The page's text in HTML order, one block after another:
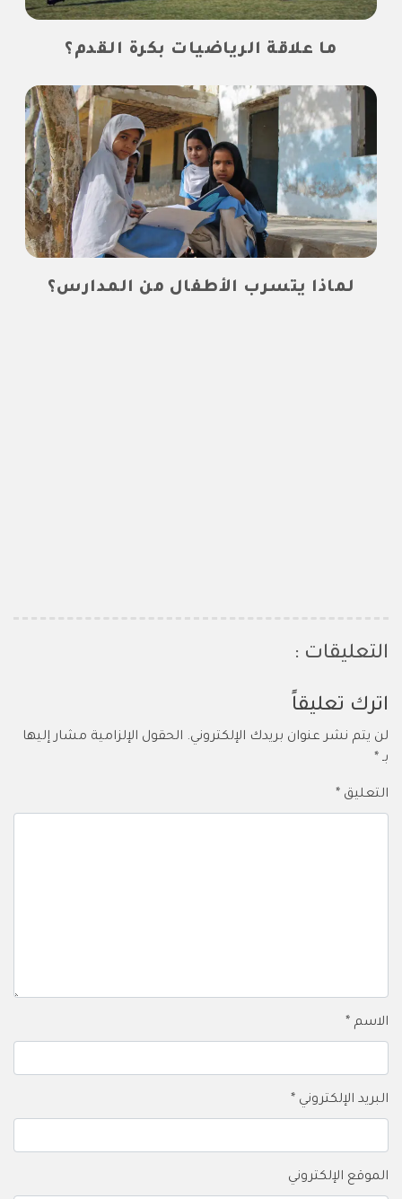
ما علاقة الرياضيات بكرة القدم؟
لماذا يتسرب الأطفال من المدارس؟
التعليقات :
اترك تعليقاً
لن يتم نشر عنوان بريدك الإلكتروني. الحقول الإلزامية مشار إليها
بـ *
التعليق *
الاسم *
البريد الإلكتروني *
الموقع الإلكتروني